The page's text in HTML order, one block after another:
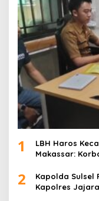
1
LBH Haros
Makassar:
2
Kapolda Sulsel
Kapolres